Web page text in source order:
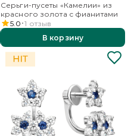
Серьги-пусеты «Камелии» из
красного золота с фианитами
5.0 1 отзыв
В корзину